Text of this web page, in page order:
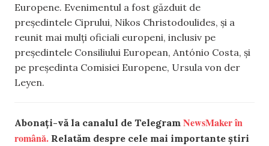
Europene. Evenimentul a fost găzduit de
președintele Ciprului, Nikos Christodoulides, și a
reunit mai mulți oficiali europeni, inclusiv pe
președintele Consiliului European, António Costa, și
pe președinta Comisiei Europene, Ursula von der
Leyen.
Abonați-vă la canalul de Telegram NewsMaker în
română. Relatăm despre cele mai importante știri